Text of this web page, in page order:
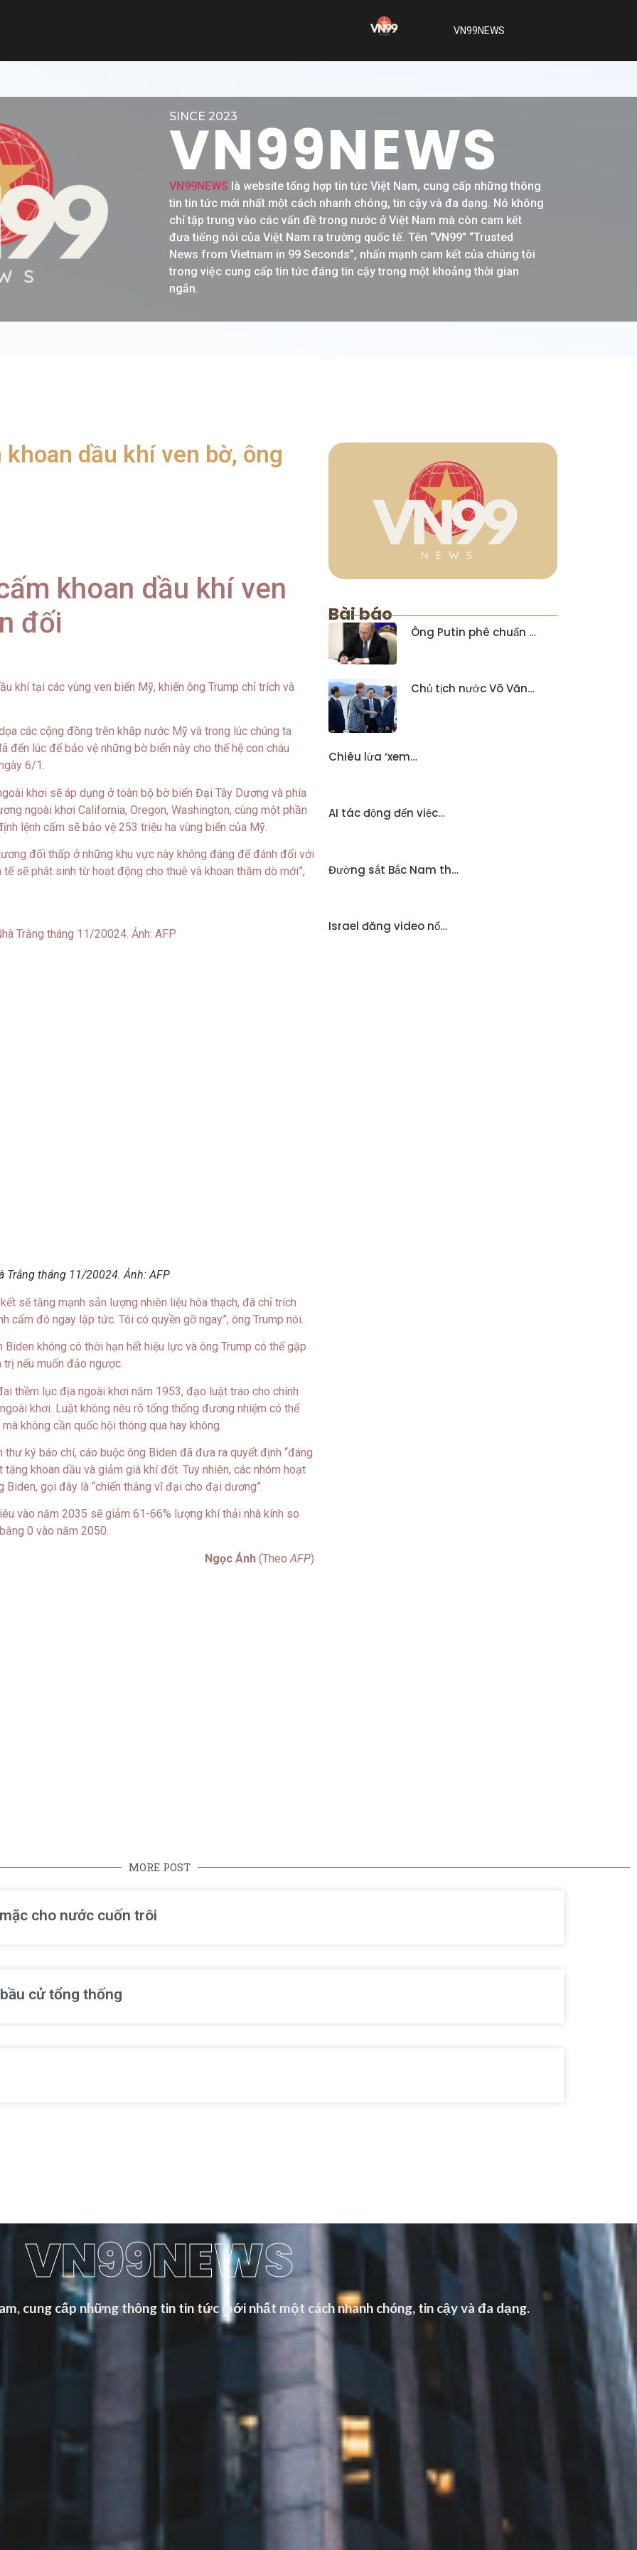
VN99NEWS
SINCE 2023
VN99NEWS
VN99NEWS là website tổng hợp tin tức Việt Nam, cung cấp những thông
tin tin tức mới nhất một cách nhanh chóng, tin cậy và đa dạng. Nó không
chỉ tập trung vào các vấn đề trong nước ở Việt Nam mà còn cam kết
đưa tiếng nói của Việt Nam ra trường quốc tế. Tên “VN99” “Trusted
News from Vietnam in 99 Seconds”, nhấn mạnh cam kết của chúng tôi
trong việc cung cấp tin tức đáng tin cậy trong một khoảng thời gian
ngắn.
dầu khí ven bờ, ông
khoan dầu khí ven
đối
khí tại các vùng ven biển Mỹ, khiến ông Trump chỉ trích và
các cộng đồng trên khắp nước Mỹ và trong lúc chúng ta
đến lúc để bảo vệ những bờ biển này cho thế hệ con cháu
6/1.
khơi sẽ áp dụng ở toàn bộ bờ biển Đại Tây Dương và phía
ngoài khơi California, Oregon, Washington, cùng một phần
lệnh cấm sẽ bảo vệ 253 triệu ha vùng biển của Mỹ.
đối thấp ở những khu vực này không đáng để đánh đổi với
sẽ phát sinh từ hoạt động cho thuê và khoan thăm dò mới”,
Trắng tháng 11/20024. Ảnh:AFP
sẽ tăng mạnh sản lượng nhiên liệu hóa thạch, đã chỉ trích
cấm đó ngay lập tức. Tôi có quyền gỡ ngay”, ông Trump nói.
không có thời hạn hết hiệu lực và ông Trump có thể gặp
nếu muốn đảo ngược.
thềm lục địa ngoài khơi năm 1953, đạo luật trao cho chính
khơi. Luật không nêu rõ tổng thống đương nhiệm có thể
không cần quốc hội thông qua hay không.
ký báo chí, cáo buộc ông Biden đã đưa ra quyết định “đáng
khoan dầu và giảm giá khí đốt. Tuy nhiên, các nhóm hoạt
gọi đây là “chiến thắng vĩ đại cho đại dương”.
vào năm 2035 sẽ giảm 61-66% lượng khí thải nhà kính so
0 vào năm 2050.
Ngọc Ánh (Theo AFP)
Bài báo
Ông Putin phê chuẩn …
Chủ tịch nước Võ Văn…
Chiêu lừa ‘xem…
AI tác động đến việc…
Đường sắt Bắc Nam th…
Israel đăng video nổ…
MORE POST
cho nước cuốn trôi
cử tổng thống
VN99NEWS
cung cấp những thông tin tin tức mới nhất một cách nhanh chóng, tin cậy và đa dạng.